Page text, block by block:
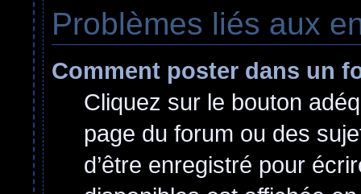
Problèmes liés aux
Comment poster dans un
Cliquez sur le bouton
page du forum ou des
d’être enregistré pour